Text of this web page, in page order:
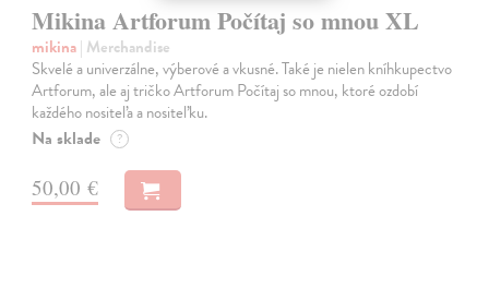
Mikina Artforum Počítaj so mnou XL
mikina| Merchandise
Skvelé a univerzálne, výberové a vkusné. Také je nielen kníhkupectvo
Artforum, ale aj tričko Artforum Počítaj so mnou, ktoré ozdobí
každého nositeľa a nositeľku.
Na sklade ?
50,00 €